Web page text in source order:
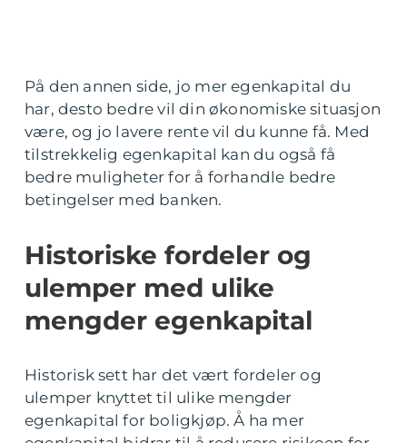
På den annen side, jo mer egenkapital du
har, desto bedre vil din økonomiske situasjon
være, og jo lavere rente vil du kunne få. Med
tilstrekkelig egenkapital kan du også få
bedre muligheter for å forhandle bedre
betingelser med banken.
Historiske fordeler og
ulemper med ulike
mengder egenkapital
Historisk sett har det vært fordeler og
ulemper knyttet til ulike mengder
egenkapital for boligkjøp. Å ha mer